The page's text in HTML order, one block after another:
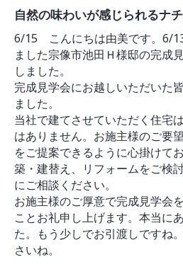
SNS
自然の味わいが感じられるナ
6/15 こんにちは由美です。6/
ました宗像市池田Ｈ様邸の完成
しました。
完成見学会にお越しいただいた
ました。
当社で建てさせていただく住宅
はありません。お施主様のご要
をご提案できるように心掛けて
築・建替え、リフォームをご検
にご相談ください。
お施主様のご厚意で完成見学会
ことお礼申し上げます。本当に
た。もう少しでお引渡しですね
さいね。